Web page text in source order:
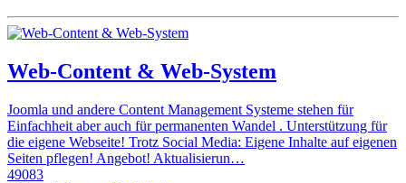
Web-Content & Web-System
Joomla und andere Content Management Systeme stehen für
Einfachheit aber auch für permanenten Wandel . Unterstützung für
die eigene Webseite! Trotz Social Media: Eigene Inhalte auf eigenen
Seiten pflegen! Angebot! Aktualisierun…
49083